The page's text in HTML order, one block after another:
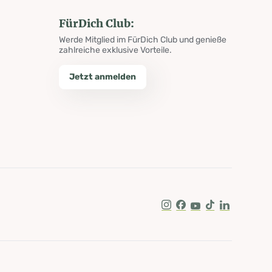
FürDich Club:
Werde Mitglied im FürDich Club und genieße
zahlreiche exklusive Vorteile.
Jetzt anmelden
Instagram
Facebook
Youtube
Tik TokLinkedIn